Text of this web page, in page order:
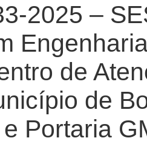
2025 –
de
de
Portaria